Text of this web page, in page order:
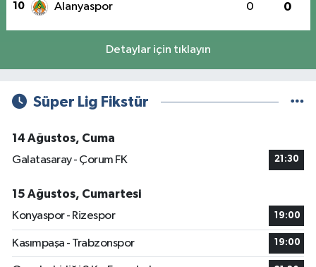
10 Alanyaspor 0 0
Detaylar için tıklayın
Süper Lig Fikstür
14 Ağustos, Cuma
Galatasaray - Çorum FK
21:30
15 Ağustos, Cumartesi
Konyaspor - Rizespor
19:00
Kasımpaşa - Trabzonspor 19:00